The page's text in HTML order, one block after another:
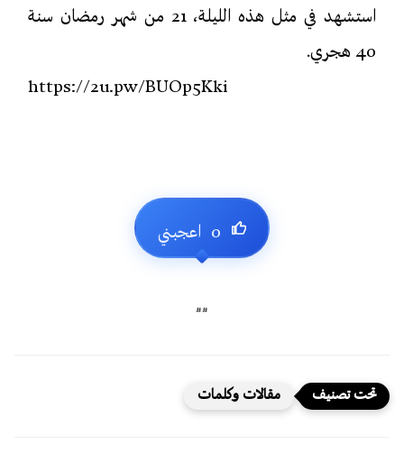
استشهد في مثل هذه الليلة، 21 من شهر رمضان سنة
40 هجري.
https://2u.pw/BUOp5Kki
##
مقالات وكلمات